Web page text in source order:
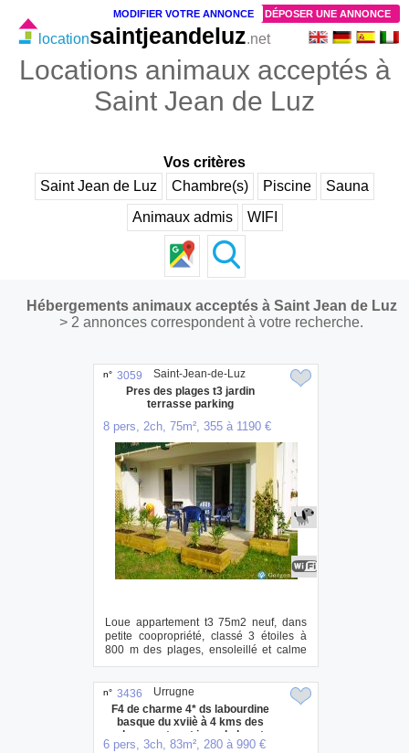
Locations animaux acceptés à
Saint Jean de Luz
locationsaintjeandeluz.net
Vos critères
Saint Jean de Luz
Chambre(s) Piscine
Sauna
Animaux admis
WIFI
Hébergements animaux acceptés à Saint Jean de Luz
> 2 annonces correspondent à votre recherche.
n° 3059
Pres des plages t3 jardin
terrasse parking
8 pers, 2ch, 75m², 355 à 1190 €
Loue appartement t3 75m2 neuf, dans
petite coopropriété, classé 3 étoiles à
800 m des plages, ensoleillé et calme
avec p...
Saint-Jean-de-Luz
n° 3436
F4 de charme 4* ds labourdine
basque du xviiè à 4 kms des
plages entre st jean de luz et
hendaye
6 pers, 3ch, 83m², 280 à 990 €
Urrugne
DÉPOSER UNE ANNONCE
MODIFIER VOTRE ANNONCE